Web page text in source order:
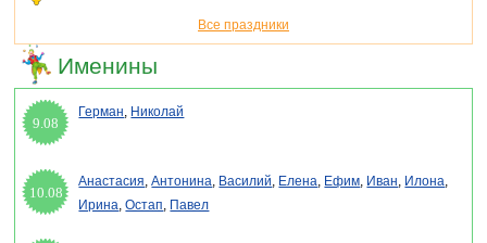
Все праздники
Именины
9.08
Герман, Николай
10.08
Анастасия,Антонина, Василий, Елена, Ефим, Иван, Илона,
Ирина,Остап, Павел